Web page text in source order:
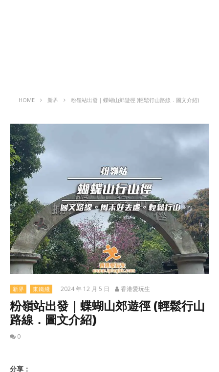
HOME 新界 粉嶺站出發｜蝶蝴山郊遊徑 (輕鬆行山路線．圖文介紹)
新界 東鐵綫 2024 年 12 月 5 日 香港愛玩生
粉嶺站出發｜蝶蝴山郊遊徑 (輕鬆行山
路線．圖文介紹)
0
分享：